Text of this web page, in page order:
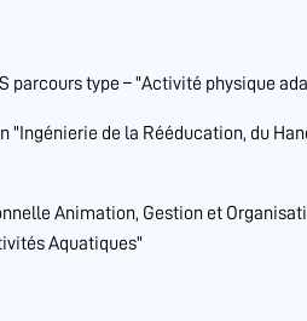
parcours type – "Activité physique
"Ingénierie de la Rééducation, du
Animation, Gestion et
Aquatiques"